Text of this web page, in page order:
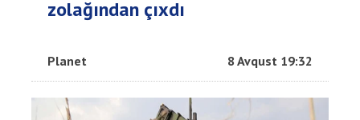
zolağından çıxdı
Planet 8 Avqust 19:32